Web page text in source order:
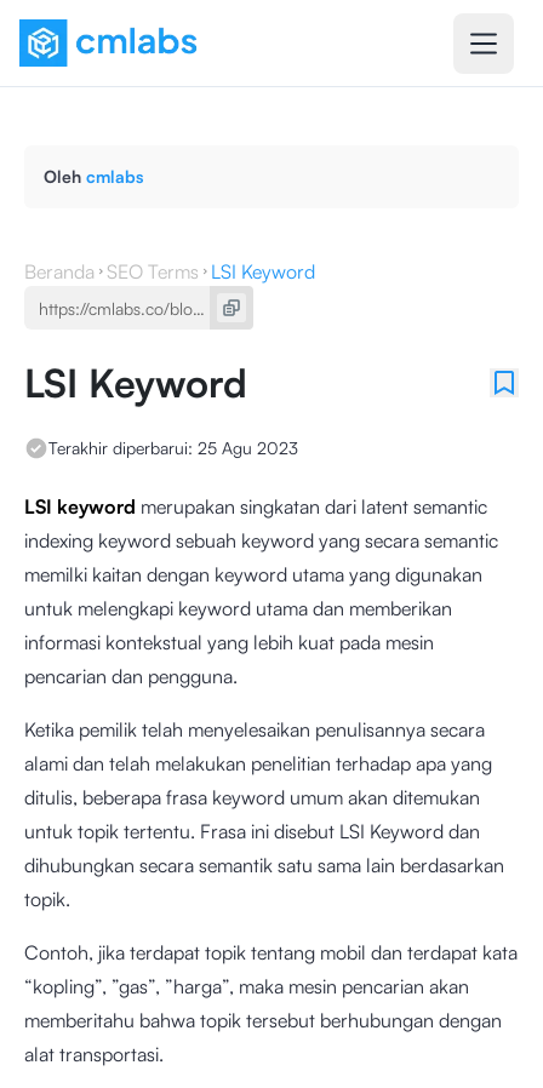
Oleh cmlabs
Beranda SEO Terms LSI Keyword
LSI Keyword
Terakhir diperbarui: 25 Agu 2023
LSI keyword merupakan singkatan dari latent semantic
indexing keyword sebuah keyword yang secara semantic
memilki kaitan dengan keyword utama yang digunakan
untuk melengkapi keyword utama dan memberikan
informasi kontekstual yang lebih kuat pada mesin
pencarian dan pengguna.
Ketika pemilik telah menyelesaikan penulisannya secara
alami dan telah melakukan penelitian terhadap apa yang
ditulis, beberapa frasa keyword umum akan ditemukan
untuk topik tertentu. Frasa ini disebut LSI Keyword dan
dihubungkan secara semantik satu sama lain berdasarkan
topik.
Contoh, jika terdapat topik tentang mobil dan terdapat kata
“kopling”, ”gas”, ”harga”, maka mesin pencarian akan
memberitahu bahwa topik tersebut berhubungan dengan
alat transportasi.